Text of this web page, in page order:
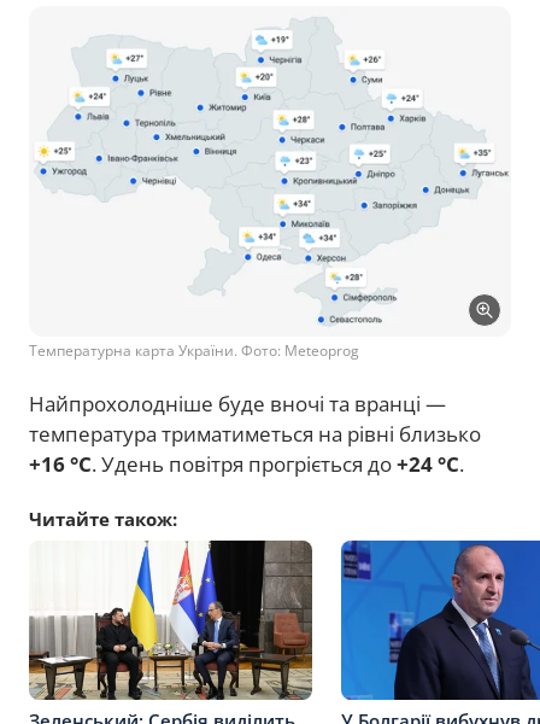
Температурна карта України. Фото: Meteoprog
Найпрохолодніше буде вночі та вранці —
температура триматиметься на рівні близько
+16 °C. Удень повітря прогріється до+24 °C.
Читайте також: